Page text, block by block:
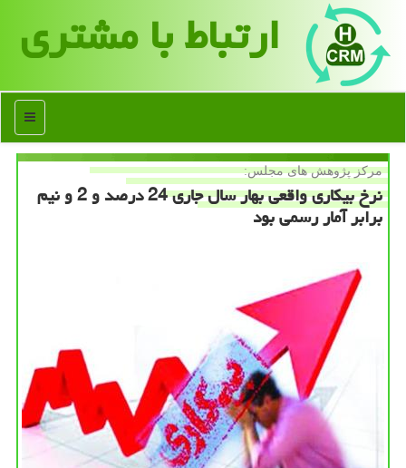
ارتباط با مشتری
منو
مركز پژوهش های مجلس:
نرخ بیكاری واقعی بهار سال جاری 24 درصد و 2 و نیم
برابر آمار رسمی بود